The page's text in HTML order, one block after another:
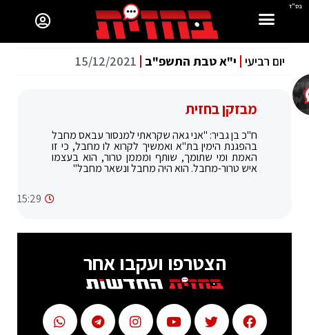
בס"ד
יום רביעי י"א טבת התשפ"ב 15/12/2021
מבזקן בחזית
ח"כ בן גביר: "אני גאה שקראתי למנסור עבאס מחבל
בהפגנת הימין בת"א ואמשיך לקרוא לו מחבל, כי זו
האמת ומי שתומך, שותף ומממן טרור, הוא בעצמו
איש טרור-מחבל. הוא היה מחבל ונשאר מחבל"
15:29
הצטרפו ועקבו אחר